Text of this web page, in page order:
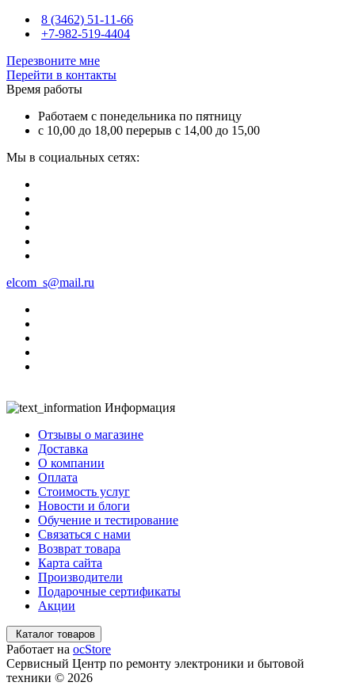
8 (3462) 51-11-66
+7-982-519-4404
Перезвоните мне
Перейти в контакты
Время работы
Работаем с понедельника по пятницу
с 10,00 до 18,00 перерыв с 14,00 до 15,00
Мы в социальных сетях:
elcom_s@mail.ru
Информация
Отзывы о магазине
Доставка
О компании
Оплата
Стоимость услуг
Новости и блоги
Обучение и тестирование
Связаться с нами
Возврат товара
Карта сайта
Производители
Подарочные сертификаты
Акции
Каталог товаров
Работает на ocStore
Сервисный Центр по ремонту электроники и бытовой
техники © 2026